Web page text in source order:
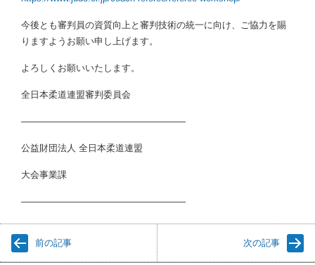
今後とも審判員の資質向上と審判技術の統一に向け、ご協力を賜
りますようお願い申し上げます。
よろしくお願いいたします。
全日本柔道連盟審判委員会
――――――――――――――――――
公益財団法人 全日本柔道連盟
大会事業課
――――――――――――――――――
前の記事 次の記事